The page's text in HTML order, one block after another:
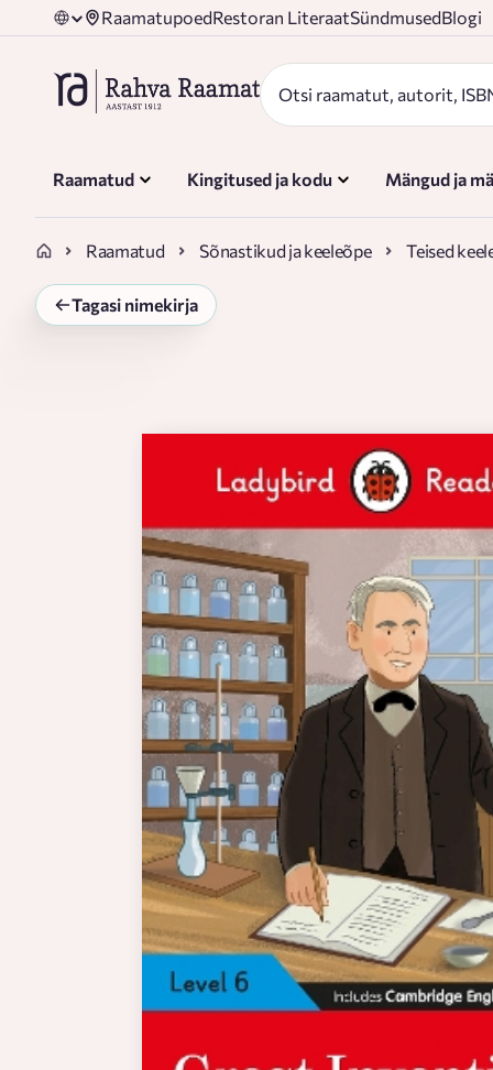
RaamatupoedRestoran LiteraatSündmusedBlogi
Raamatud Kingitused ja kodu Mängud ja
Raamatud Sõnastikud ja keeleõpe Teised
Tagasi nimekirja